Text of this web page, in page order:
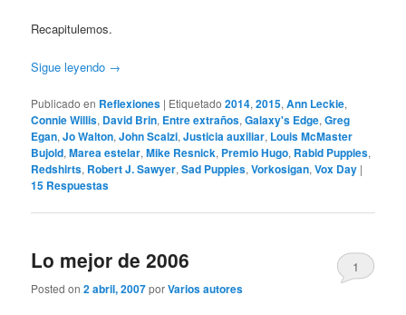
Recapitulemos.
Sigue leyendo →
Publicado en Reflexiones | Etiquetado 2014,2015,Ann Leckie,
Connie Willis, David Brin, Entre extraños,Galaxy's Edge,Greg
Egan,Jo Walton,John Scalzi,Justicia auxiliar, Louis McMaster
Bujold,Marea estelar,Mike Resnick, Premio Hugo, Rabid Puppies,
Redshirts, Robert J. Sawyer,Sad Puppies,Vorkosigan,Vox Day |
15 Respuestas
Lo mejor de 2006
Posted on2 abril, 2007porVarios autores
1